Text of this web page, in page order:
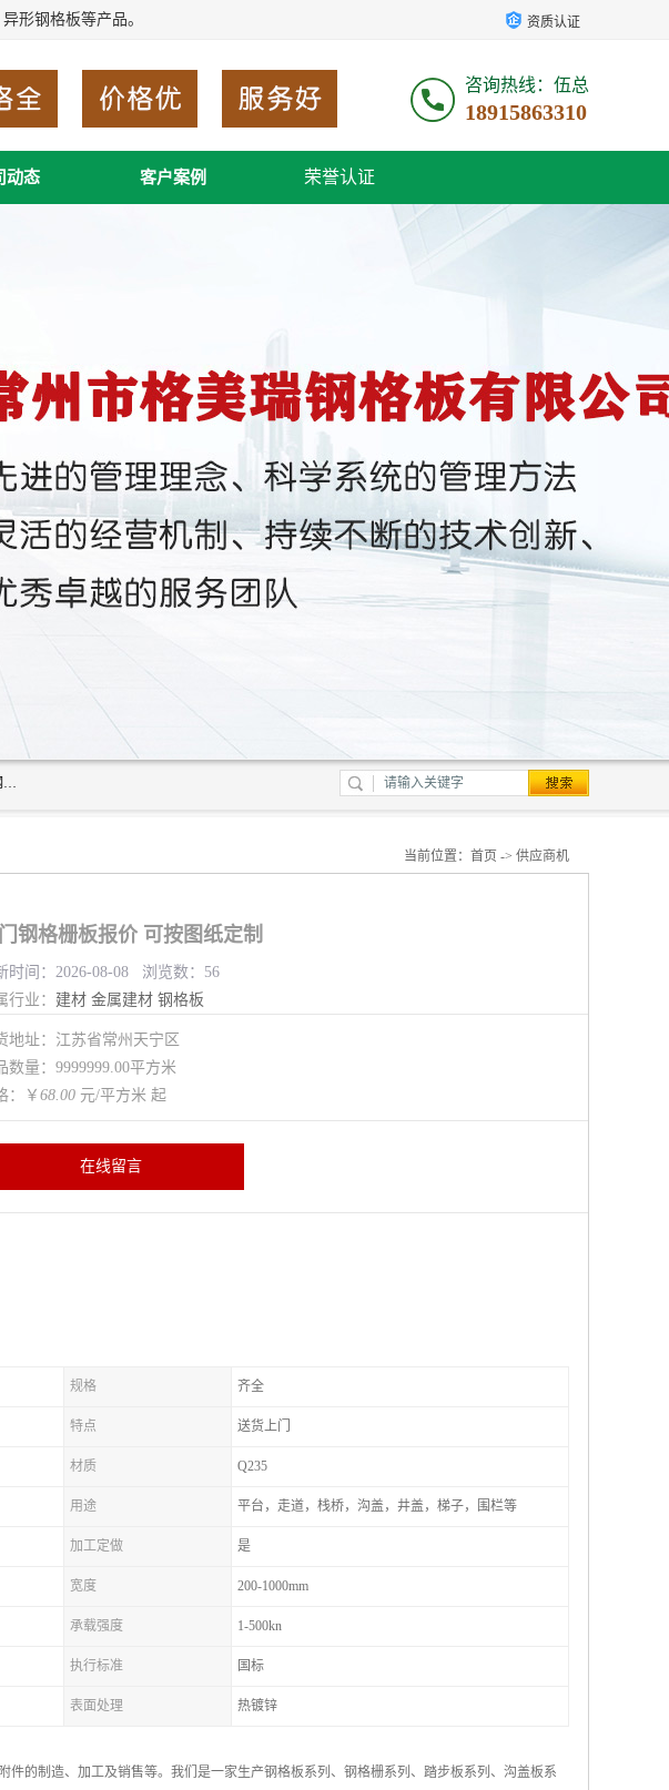
形钢格板等产品。 资质认证
咨询热线：伍总
18915863310
动态 客户案例 荣誉认证
常州市格美瑞钢格板有限公司专业生产无锡钢格板、钢格板安装夹、复合钢格板、插接钢格板、平台钢格板、异形钢格板等产品。
当前位置： 首页 -> 供应商机
钢格栅板报价 可按图纸定制
时间：2026-08-08 浏览数：56
行业： 建材 金属建材 钢格板
地址：江苏省常州天宁区
数量：9999999.00平方米
：￥ 68.00 元/平方米 起
在线留言
规格 齐全
特点 送货上门
材质 Q235
用途 平台，走道，栈桥，沟盖，井盖，梯子，围栏等
加工定做 是
宽度 200-1000mm
承载强度 1-500kn
执行标准 国标
表面处理 热镀锌
的制造、加工及销售等。我们是一家生产钢格板系列、钢格栅系列、踏步板系列、沟盖板系